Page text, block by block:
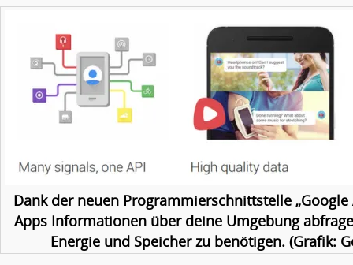
Dank der neuen Programmierschnittstelle „Google
Apps Informationen über deine Umgebung
Energie und Speicher zu benötigen. (Grafik: